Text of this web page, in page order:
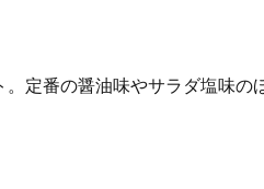
定番の醤油味やサラダ塩味